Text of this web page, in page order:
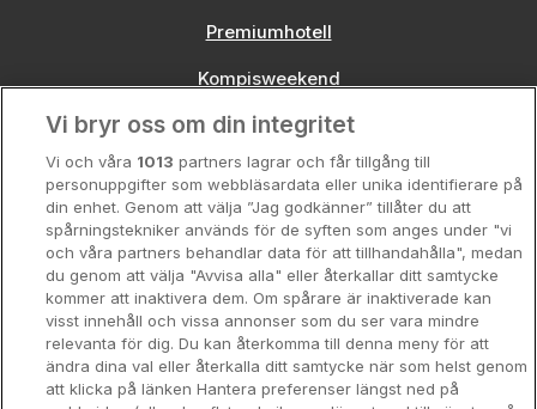
Premiumhotell
Kompisweekend
Storstadsweekend
Hotellrum under 995 kr
Spahotell
Sydsverige
Om Hotellpremien
Nya hotell
Vi bryr oss om din integritet
Vi och våra 1013 partners lagrar och får tillgång till
personuppgifter som webbläsardata eller unika identifierare på
din enhet. Genom att välja ”Jag godkänner” tillåter du att
spårningstekniker används för de syften som anges under "vi
och våra partners behandlar data för att tillhandahålla", medan
du genom att välja "Avvisa alla" eller återkallar ditt samtycke
kommer att inaktivera dem. Om spårare är inaktiverade kan
visst innehåll och vissa annonser som du ser vara mindre
relevanta för dig. Du kan återkomma till denna meny för att
ändra dina val eller återkalla ditt samtycke när som helst genom
att klicka på länken Hantera preferenser längst ned på